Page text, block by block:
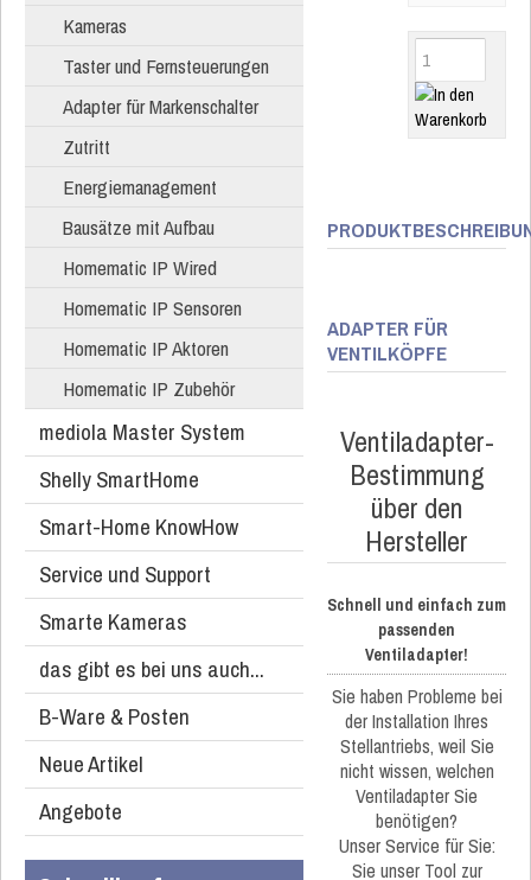
Kameras
Taster und Fernsteuerungen
Adapter für Markenschalter
Zutritt
Energiemanagement
Bausätze mit Aufbau
Homematic IP Wired
Homematic IP Sensoren
Homematic IP Aktoren
Homematic IP Zubehör
mediola Master System
Shelly SmartHome
Smart-Home KnowHow
Service und Support
Smarte Kameras
das gibt es bei uns auch...
B-Ware & Posten
Neue Artikel
Angebote
ADAPTER FÜR
VENTILKÖPFE
Ventiladapter-
Bestimmung
über den
Hersteller
Schnell und einfach zum
passenden
Ventiladapter!
Sie haben Probleme bei
der Installation Ihres
Stellantriebs, weil Sie
nicht wissen, welchen
Ventiladapter Sie
benötigen?
Unser Service für Sie:
Sie unser Tool zur